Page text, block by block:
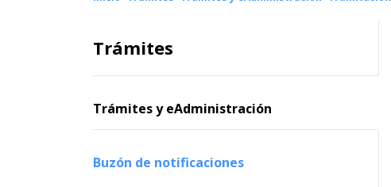
Trámites
Trámites y eAdministración
Buzón de notificaciones